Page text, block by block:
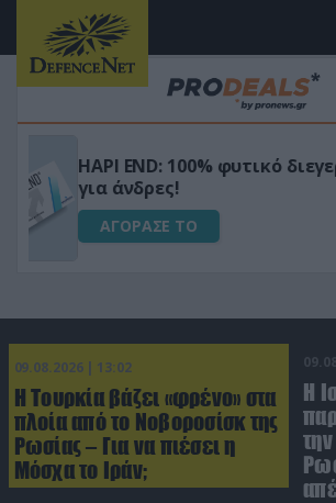
Μεταμόρφωσε τον
Ultra Box Μίνι
μπαταρία λιθίου
ΑΓΟΡΑΣΕ ΤΟ
09.08.2026 | 13:02
Η Τουρκία βάζει «φρένο» στα
πλοία από το Νοβοροσίσκ της
Ρωσίας – Για να πιέσει η
Μόσχα το Ιράν;
Η